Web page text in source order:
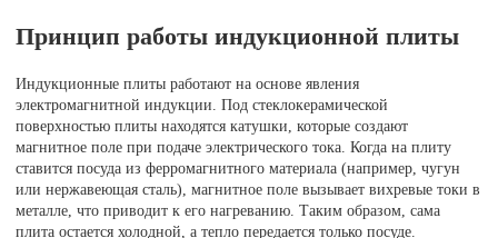
Принцип работы индукционной плиты
Индукционные плиты работают на основе явления
электромагнитной индукции. Под стеклокерамической
поверхностью плиты находятся катушки, которые создают
магнитное поле при подаче электрического тока. Когда на плиту
ставится посуда из ферромагнитного материала (например, чугун
или нержавеющая сталь), магнитное поле вызывает вихревые токи в
металле, что приводит к его нагреванию. Таким образом, сама
плита остается холодной, а тепло передается только посуде.